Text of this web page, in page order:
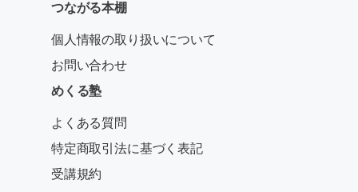
つながる本棚
個人情報の取り扱いについて
お問い合わせ
めくる塾
よくある質問
特定商取引法に基づく表記
受講規約